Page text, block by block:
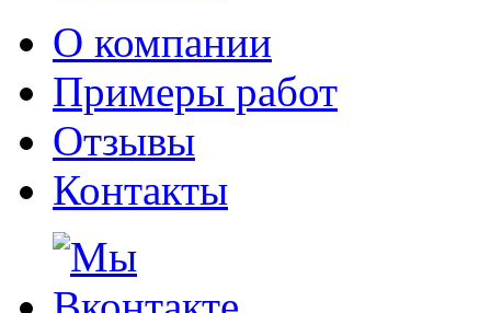
О компании
Примеры работ
Отзывы
Контакты